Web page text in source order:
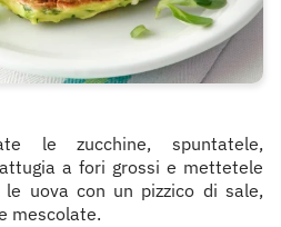
le zucchine, spuntatele,
a fori grossi e mettetele
uova con un pizzico di sale,
mescolate.